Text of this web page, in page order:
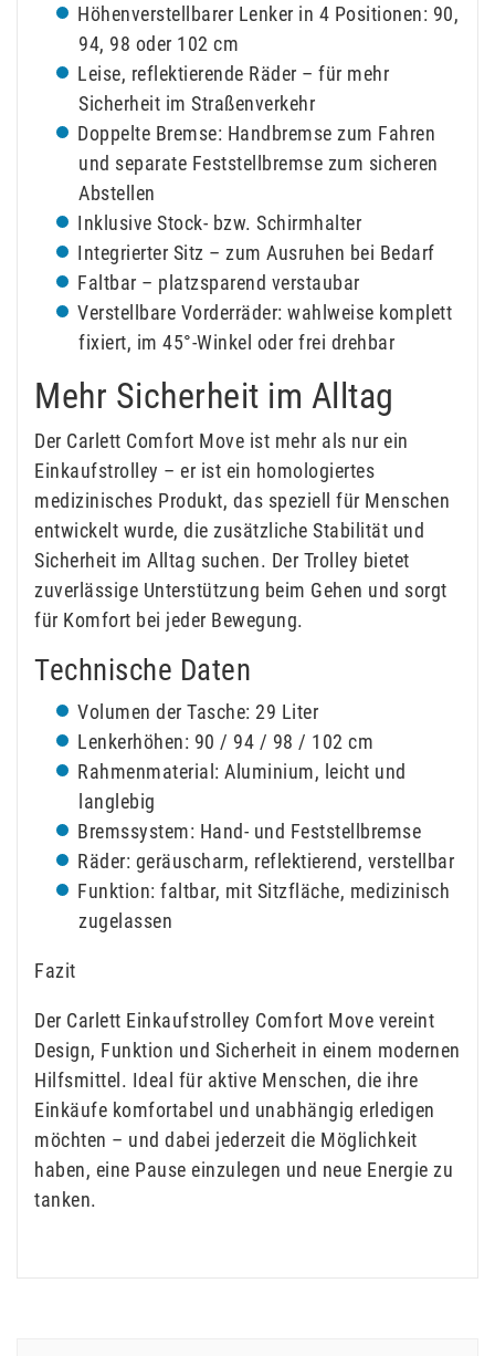
Höhenverstellbarer Lenker in 4 Positionen: 90,
94, 98 oder 102 cm
Leise, reflektierende Räder – für mehr
Sicherheit im Straßenverkehr
Doppelte Bremse: Handbremse zum Fahren
und separate Feststellbremse zum sicheren
Abstellen
Inklusive Stock- bzw. Schirmhalter
Integrierter Sitz – zum Ausruhen bei Bedarf
Faltbar – platzsparend verstaubar
Verstellbare Vorderräder: wahlweise komplett
fixiert, im 45°-Winkel oder frei drehbar
Mehr Sicherheit im Alltag
Der Carlett Comfort Move ist mehr als nur ein
Einkaufstrolley – er ist ein homologiertes
medizinisches Produkt, das speziell für Menschen
entwickelt wurde, die zusätzliche Stabilität und
Sicherheit im Alltag suchen. Der Trolley bietet
zuverlässige Unterstützung beim Gehen und sorgt
für Komfort bei jeder Bewegung.
Technische Daten
Volumen der Tasche: 29 Liter
Lenkerhöhen: 90 / 94 / 98 / 102 cm
Rahmenmaterial: Aluminium, leicht und
langlebig
Bremssystem: Hand- und Feststellbremse
Räder: geräuscharm, reflektierend, verstellbar
Funktion: faltbar, mit Sitzfläche, medizinisch
zugelassen
Fazit
Der Carlett Einkaufstrolley Comfort Move vereint
Design, Funktion und Sicherheit in einem modernen
Hilfsmittel. Ideal für aktive Menschen, die ihre
Einkäufe komfortabel und unabhängig erledigen
möchten – und dabei jederzeit die Möglichkeit
haben, eine Pause einzulegen und neue Energie zu
tanken.